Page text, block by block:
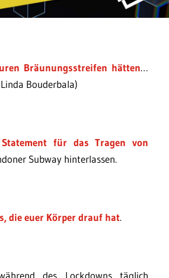
Bräunungsstreifen hätten…
Bouderbala)
für das Tragen von
Subway hinterlassen.
die euer Körper drauf hat.
des Lockdowns täglich